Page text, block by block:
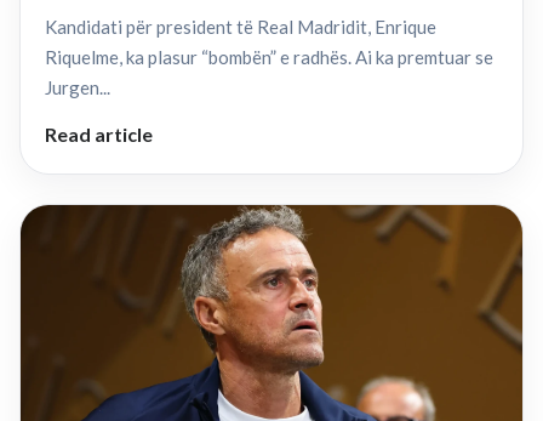
Kandidati për president të Real Madridit, Enrique
Riquelme, ka plasur “bombën” e radhës. Ai ka premtuar se
Jurgen...
Read article